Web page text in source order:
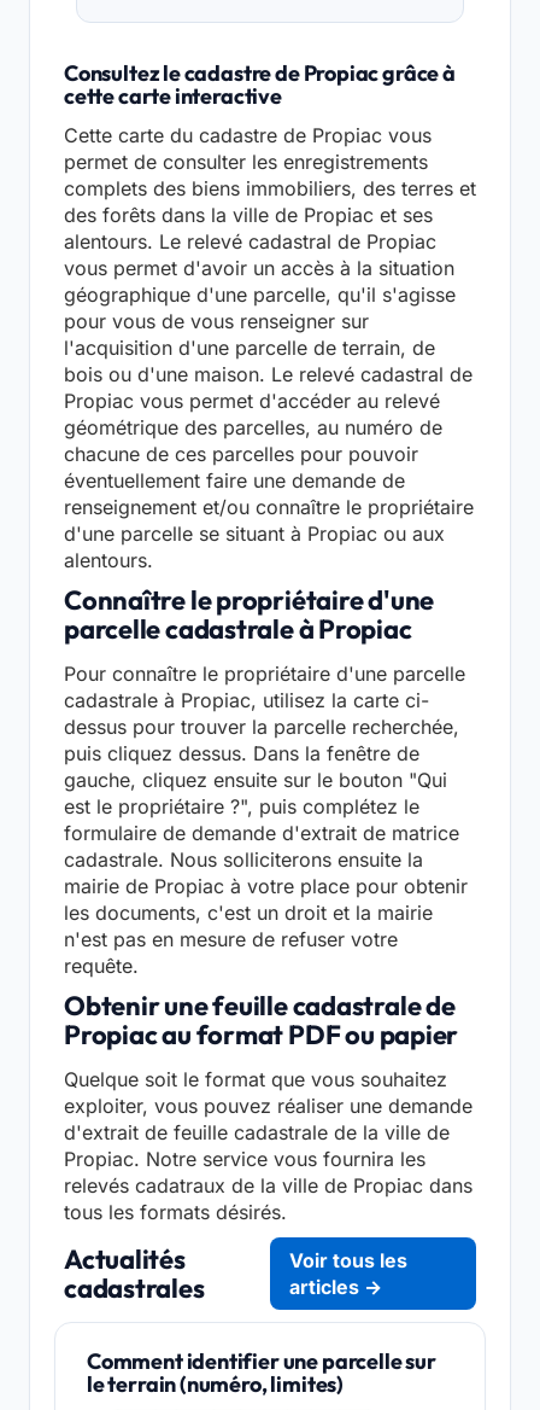
Consultez le cadastre de Propiac grâce à
cette carte interactive
Cette carte du cadastre de Propiac vous
permet de consulter les enregistrements
complets des biens immobiliers, des terres et
des forêts dans la ville de Propiac et ses
alentours. Le relevé cadastral de Propiac
vous permet d'avoir un accès à la situation
géographique d'une parcelle, qu'il s'agisse
pour vous de vous renseigner sur
l'acquisition d'une parcelle de terrain, de
bois ou d'une maison. Le relevé cadastral de
Propiac vous permet d'accéder au relevé
géométrique des parcelles, au numéro de
chacune de ces parcelles pour pouvoir
éventuellement faire une demande de
renseignement et/ou connaître le propriétaire
d'une parcelle se situant à Propiac ou aux
alentours.
Connaître le propriétaire d'une
parcelle cadastrale à Propiac
Pour connaître le propriétaire d'une parcelle
cadastrale à Propiac, utilisez la carte ci-
dessus pour trouver la parcelle recherchée,
puis cliquez dessus. Dans la fenêtre de
gauche, cliquez ensuite sur le bouton "Qui
est le propriétaire ?", puis complétez le
formulaire de demande d'extrait de matrice
cadastrale. Nous solliciterons ensuite la
mairie de Propiac à votre place pour obtenir
les documents, c'est un droit et la mairie
n'est pas en mesure de refuser votre
requête.
Obtenir une feuille cadastrale de
Propiac au format PDF ou papier
Quelque soit le format que vous souhaitez
exploiter, vous pouvez réaliser une demande
d'extrait de feuille cadastrale de la ville de
Propiac. Notre service vous fournira les
relevés cadatraux de la ville de Propiac dans
tous les formats désirés.
Actualités
cadastrales
Voir tous les
articles →
Comment identifier une parcelle sur
le terrain (numéro, limites)